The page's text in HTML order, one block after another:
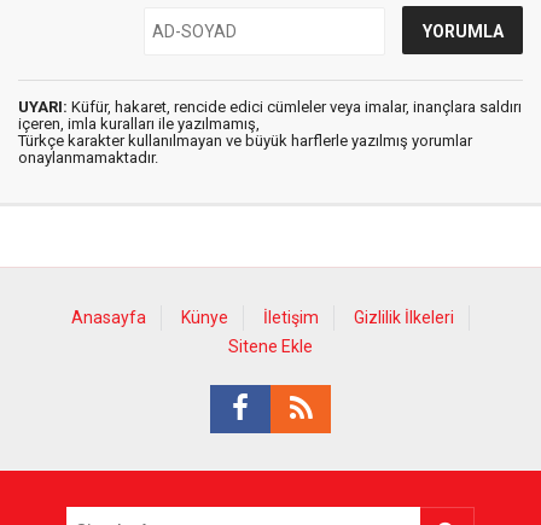
UYARI: Küfür, hakaret, rencide edici cümleler veya imalar, inançlara saldırı
içeren, imla kuralları ile yazılmamış,
Türkçe karakter kullanılmayan ve büyük harflerle yazılmış yorumlar
onaylanmamaktadır.
Anasayfa Künye İletişim
Gizlilik İlkeleri
Sitene Ekle